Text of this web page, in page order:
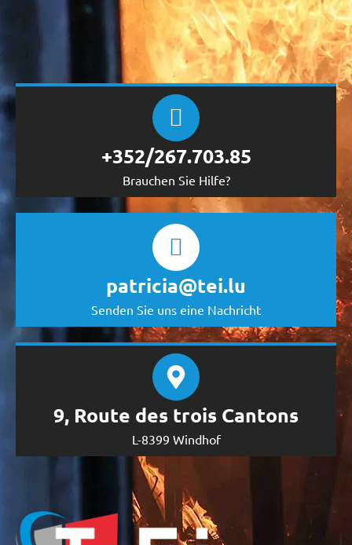
+352/267.703.85
Brauchen Sie Hilfe?
patricia@tei.lu
Senden Sie uns eine Nachricht
9, Route des trois Cantons
L-8399 Windhof